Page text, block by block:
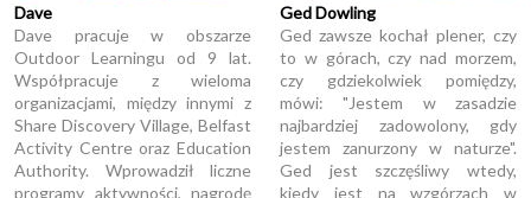
Dave
Dave pracuje w obszarze
Outdoor Learningu od 9 lat.
Współpracuje z wieloma
organizacjami, między innymi z
Share Discovery Village, Belfast
Activity Centre oraz Education
Authority. Wprowadził liczne
programy aktywności, nagrodę
Ged Dowling
Ged zawsze kochał plener, czy
to w górach, czy nad morzem,
czy gdziekolwiek pomiędzy,
mówi: "Jestem w zasadzie
najbardziej zadowolony, gdy
jestem zanurzony w naturze".
Ged jest szczęśliwy wtedy,
kiedy jest na wzgórzach w